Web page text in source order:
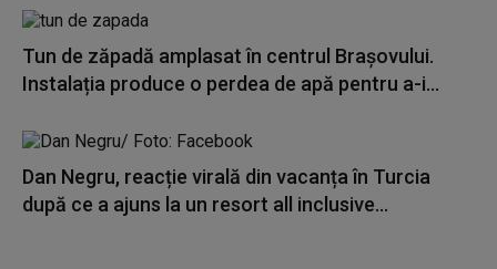
Tun de zăpadă amplasat în centrul Brașovului.
Instalația produce o perdea de apă pentru a-i...
Dan Negru, reacție virală din vacanța în Turcia
după ce a ajuns la un resort all inclusive...